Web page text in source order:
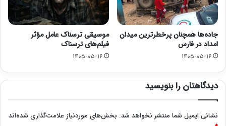
جاده‌ها همچنان پرخطرترین میدان
امداد در فارس
۱۴۰۵-۰۵-۱۶
موسیقی ترسناک عامل مؤثر
فیلم‌های ترسناک
۱۴۰۵-۰۵-۱۶
دیدگاهتان را بنویسید
نشانی ایمیل شما منتشر نخواهد شد. بخش‌های موردنیاز علامت‌گذاری شده‌اند